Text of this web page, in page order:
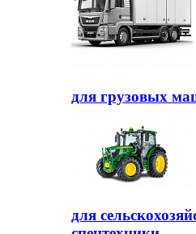
для грузовых
для